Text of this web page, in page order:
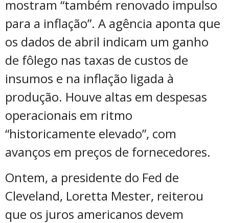
mostram “também renovado impulso
para a inflação”. A agência aponta que
os dados de abril indicam um ganho
de fôlego nas taxas de custos de
insumos e na inflação ligada à
produção. Houve altas em despesas
operacionais em ritmo
“historicamente elevado”, com
avanços em preços de fornecedores.
Ontem, a presidente do Fed de
Cleveland, Loretta Mester, reiterou
que os juros americanos devem